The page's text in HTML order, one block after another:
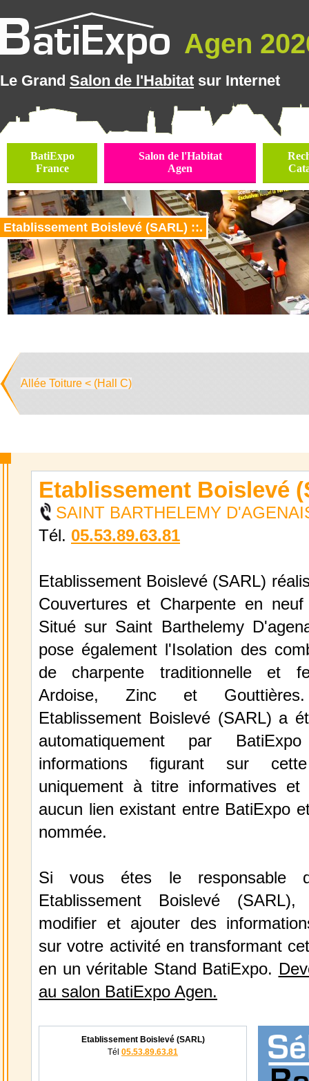
Agen
Le Grand Salon de l'Habitat sur Internet
BatiExpo
France
Salon de l'Habitat
Agen
Etablissement Boislevé (SARL) ::.
Allée Toiture < (Hall C)
Etablissement Boislevé
SAINT BARTHELEMY
Tél. 05.53.89.63.81
Etablissement Boislevé (SARL)
Couvertures et Charpente en
Situé sur Saint Barthelemy
pose également l'Isolation des
de charpente traditionnelle et
Ardoise, Zinc et Gouttières.
Etablissement Boislevé (SARL) a
automatiquement par
informations figurant sur
uniquement à titre informatives et
aucun lien existant entre BatiExpo
nommée.
Si vous étes le responsable
Etablissement Boislevé
modifier et ajouter des
sur votre activité en transformant
en un véritable Stand BatiExpo.
au salon BatiExpo Agen.
Etablissement Boislevé (SARL)
Tél 05.53.89.63.81